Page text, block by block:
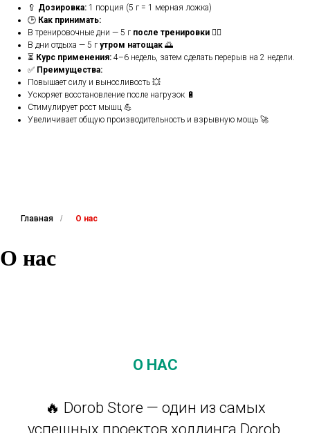
🥄 Дозировка: 1 порция (5 г = 1 мерная ложка)
🕒 Как принимать:
В тренировочные дни — 5 г после тренировки 🏋️‍♂️
В дни отдыха — 5 г утром натощак 🌅
⏳ Курс применения: 4–6 недель, затем сделать перерыв на 2 недели.
✅ Преимущества:
Повышает силу и выносливость 💥
Ускоряет восстановление после нагрузок 🔋
Стимулирует рост мышц 💪
Увеличивает общую производительность и взрывную мощь 🚀
Главная / О нас
О нас
О НАС
🔥 Dorob Store — один из самых
успешных проектов холдинга Dorob,